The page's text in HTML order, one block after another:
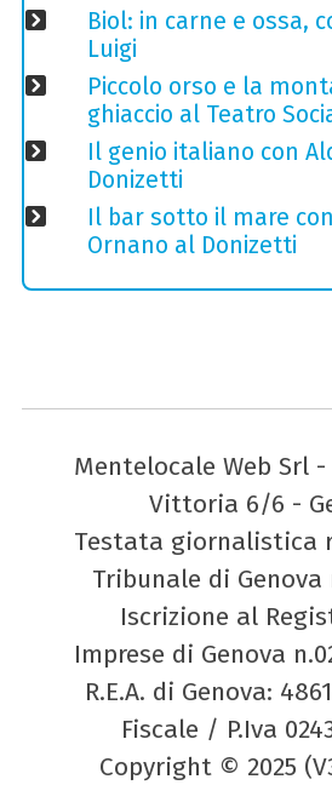
Biol: in carne e ossa,
Luigi
Piccolo orso e la
ghiaccio al Teatro
Il genio italiano con
Donizetti
Il bar sotto il mare
Ornano al Donizetti
Mentelocale Web Srl
Vittoria 6/6 -
Testata giornalistica
Tribunale di Genova
Iscrizione al
Imprese di Genova
R.E.A. di Genova:
Fiscale / P.Iva
Copyright © 2025